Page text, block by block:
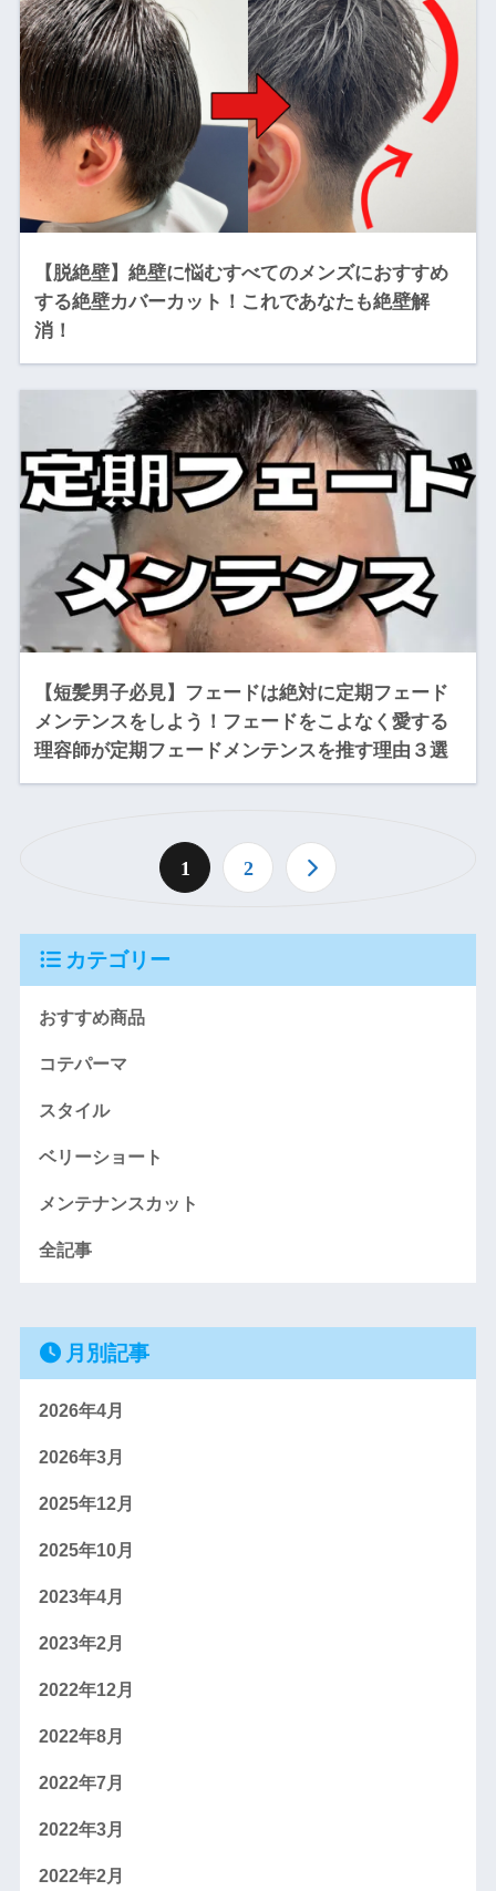
【脱絶壁】絶壁に悩むすべてのメンズにおすすめ
する絶壁カバーカット！これであなたも絶壁解
消！
【短髪男子必見】フェードは絶対に定期フェード
メンテンスをしよう！フェードをこよなく愛する
理容師が定期フェードメンテンスを推す理由３選
1 2
カテゴリー
おすすめ商品
コテパーマ
スタイル
ベリーショート
メンテナンスカット
全記事
月別記事
2026年4月
2026年3月
2025年12月
2025年10月
2023年4月
2023年2月
2022年12月
2022年8月
2022年7月
2022年3月
2022年2月